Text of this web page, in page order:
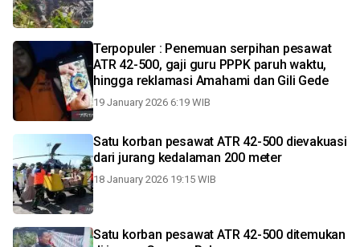
Terpopuler : Penemuan serpihan pesawat
ATR 42-500, gaji guru PPPK paruh waktu,
hingga reklamasi Amahami dan Gili Gede
19 January 2026 6:19 WIB
Satu korban pesawat ATR 42-500 dievakuasi
dari jurang kedalaman 200 meter
18 January 2026 19:15 WIB
Satu korban pesawat ATR 42-500 ditemukan